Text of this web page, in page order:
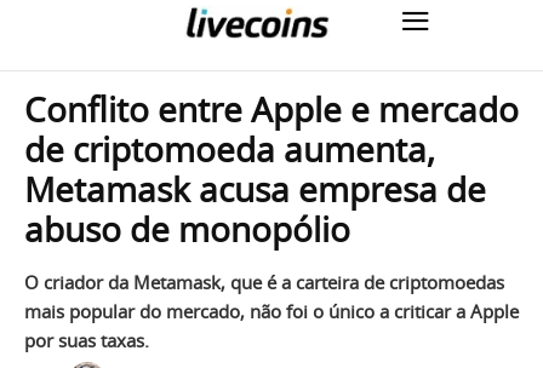
Conflito entre Apple e mercado
de criptomoeda aumenta,
Metamask acusa empresa de
abuso de monopólio
O criador da Metamask, que é a carteira de criptomoedas
mais popular do mercado, não foi o único a criticar a Apple
por suas taxas.